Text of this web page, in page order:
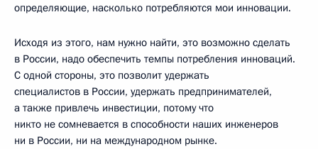
определяющие, насколько потребляются мои инновации.
Исходя из этого, нам нужно найти, это возможно сделать
в России, надо обеспечить темпы потребления инноваций.
С одной стороны, это позволит удержать
специалистов в России, удержать предпринимателей,
а также привлечь инвестиции, потому что
никто не сомневается в способности наших инженеров
ни в России, ни на международном рынке.